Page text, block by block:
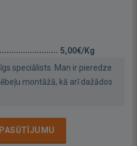
5,00€/Kg
speciālists. Man ir pieredze
montāžā, kā arī dažādos